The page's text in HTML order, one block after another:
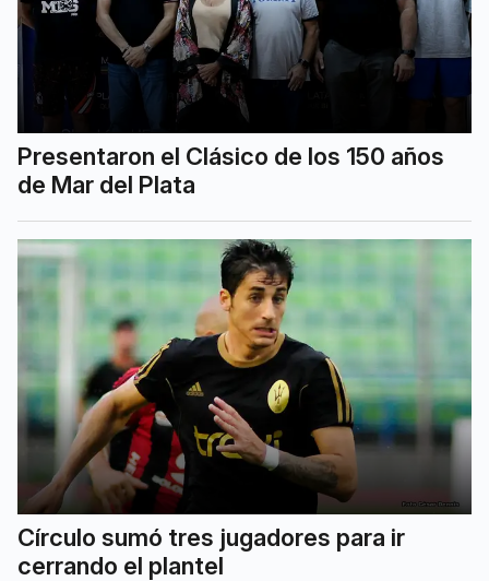
Presentaron el Clásico de los 150 años
de Mar del Plata
Círculo sumó tres jugadores para ir
cerrando el plantel